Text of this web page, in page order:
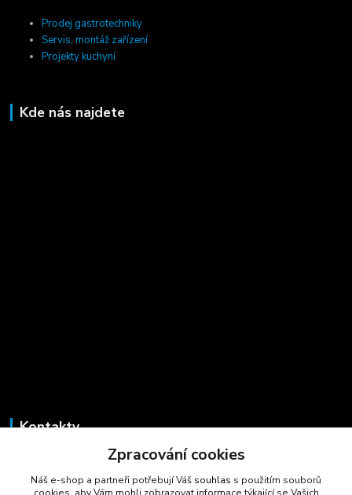
Prodej gastrotechniky
Servis, montáž zařízení
Projekty kuchyní
Kde nás najdete
Kontakty
+420 723 725 881
(Po-Pá, 8-16 hod.)
Zpracování cookies
Náš e-shop a partneři potřebují Váš souhlas s použitím souborů